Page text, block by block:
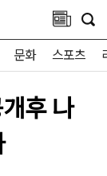
문화 스포츠
후 나